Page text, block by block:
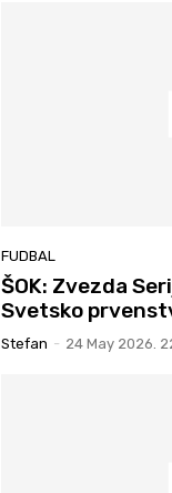
FUDBAL
ŠOK: Zvezda
Svetsko
Stefan - 24 May 2026.